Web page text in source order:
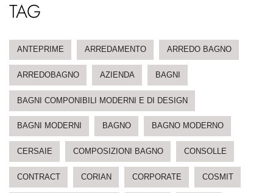
TAG
ANTEPRIME ARREDAMENTO ARREDO BAGNO
ARREDOBAGNO AZIENDA BAGNI
BAGNI COMPONIBILI MODERNI E DI DESIGN
BAGNI MODERNI BAGNO BAGNO MODERNO
CERSAIE COMPOSIZIONI BAGNO CONSOLLE
CONTRACT CORIAN CORPORATE COSMIT